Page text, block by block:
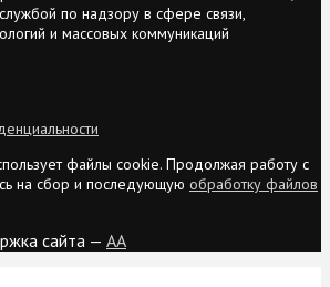
по надзору в сфере связи,
и массовых коммуникаций
файлы cookie. Продолжая работу с
на сбор и последующую обработку файлов
сайта — AA